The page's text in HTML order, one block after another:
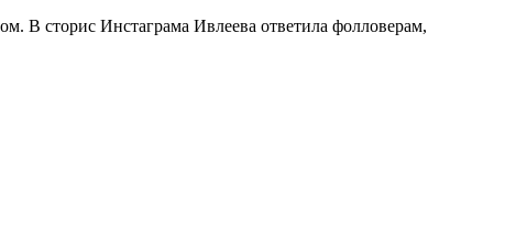
В сторис Инстаграма Ивлеева ответила фолловерам,